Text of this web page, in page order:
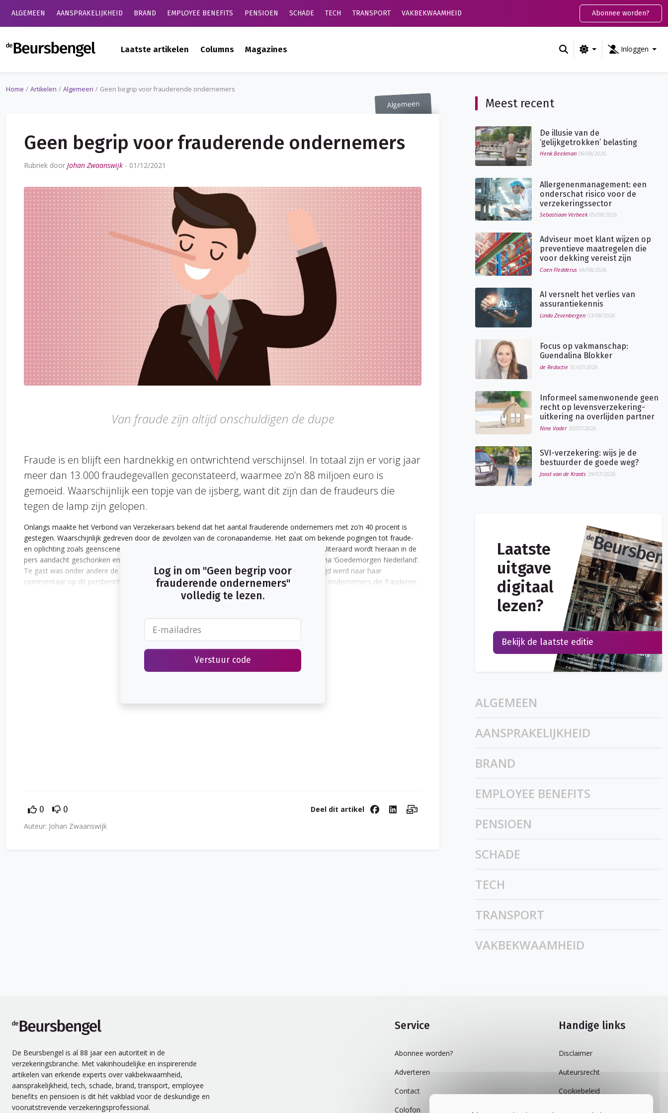
ALGEMEEN AANSPRAKELIJKHEID BRAND EMPLOYEE BENEFITS PENSIOEN SCHADE TECH TRANSPORT VAKBEKWAAMHEID Abonnee worden?
de Beursbengel
Laatste artikelen Columns Magazines Inloggen
Home Artikelen Algemeen Geen begrip voor frauderende ondernemers
Algemeen
Geen begrip voor frauderende ondernemers
Rubriek door Johan Zwaanswijk - 01/12/2021
Van fraude zijn altijd onschuldigen de dupe
Fraude is en blijft een hardnekkig en ontwrichtend verschijnsel. In totaal zijn er vorig jaar
meer dan 13.000 fraudegevallen geconstateerd, waarmee zo’n 88 miljoen euro is
gemoeid. Waarschijnlijk een topje van de ijsberg, want dit zijn dan de fraudeurs die
tegen de lamp zijn gelopen.
Onlangs maakte het Verbond van Verzekeraars bekend dat het aantal frauderende ondernemers met zo’n 40 procent is
gestegen. Waarschijnlijk gedreven door de gevolgen van de coronapandemie. Het gaat om bekende pogingen tot fraude-
en oplichting zoals geënsceneerde schadegevallen; vervalsen van facturen en brandstichting. Uiteraard wordt hieraan in de
pers aandacht geschonken en was het op 27 oktober jl ook een item in het televisieprogramma ‘Goedemorgen Nederland’.
Te gast was onder andere de voorzitter van ondernemersvereniging VNO-NCW. Toen gevraagd werd naar haar
commentaar op dit persbericht, begon zij tot mijn verbijstering met het tonen van begrip voor ondernemers die frauderen,
daaraan haastig toevoegend dat het natuurlijk niet mag. Toen de gastvrouw daarop met enige verbazing reageerde met de
stelling dat daarmee andere verzekerden toch ook worden gedupeerd als de verzekeringspremies door fraude moeten
Log in om "Geen begrip voor
frauderende ondernemers"
volledig te lezen.
Verstuur code
0 0
Deel dit artikel
Auteur: Johan Zwaanswijk
Meest recent
De illusie van de
‘gelijkgetrokken’ belasting
Henk Beekman 06/08/2026
Allergenenmanagement: een
onderschat risico voor de
verzekeringssector
Sebastiaan Verbeek 05/08/2026
Adviseur moet klant wijzen op
preventieve maatregelen die
voor dekking vereist zijn
Coen Fledderus 04/08/2026
AI versnelt het verlies van
assurantiekennis
Linda Zevenbergen 03/08/2026
Focus op vakmanschap:
Guendalina Blokker
de Redactie 31/07/2026
Informeel samenwonende geen
recht op levensverzekering-
uitkering na overlijden partner
Nine Vader 30/07/2026
SVI-verzekering: wijs je de
bestuurder de goede weg?
Joost van de Kraats 29/07/2026
Laatste
uitgave
digitaal
lezen?
Bekijk de laatste editie
ALGEMEEN
AANSPRAKELIJKHEID
BRAND
EMPLOYEE BENEFITS
PENSIOEN
SCHADE
TECH
TRANSPORT
VAKBEKWAAMHEID
De Beursbengel is al 88 jaar een autoriteit in de
verzekeringsbranche. Met vakinhoudelijke en inspirerende
artikelen van erkende experts over vakbekwaamheid,
aansprakelijkheid, tech, schade, brand, transport, employee
benefits en pensioen is dit hét vakblad voor de deskundige en
vooruitstrevende verzekeringsprofessional.
Service
Abonnee worden?
Adverteren
Contact
Colofon
Handige links
Disclaimer
Auteursrecht
Cookiebeleid